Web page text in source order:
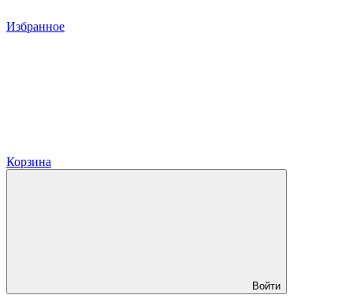
Избранное
Корзина
Войти